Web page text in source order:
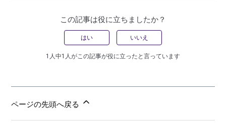
この記事は役に立ちましたか？
はい いいえ
1人中1人がこの記事が役に立ったと言っています
ページの先頭へ戻る